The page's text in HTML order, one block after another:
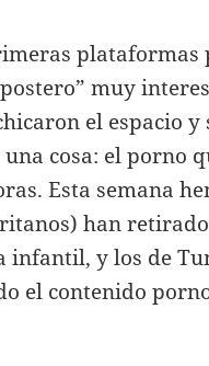
plataformas
muy
el espacio
cosa: el porno
Esta semana
han
infantil, y los de
el contenido